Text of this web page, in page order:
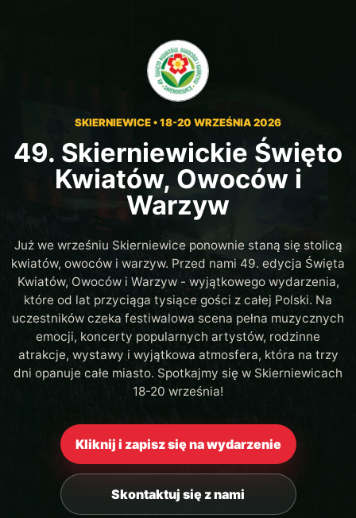
SKIERNIEWICE • 18-20 WRZEŚNIA 2026
49. Skierniewickie Święto
Kwiatów, Owoców i
Warzyw
Już we wrześniu Skierniewice ponownie staną się stolicą
kwiatów, owoców i warzyw. Przed nami 49. edycja Święta
Kwiatów, Owoców i Warzyw - wyjątkowego wydarzenia,
które od lat przyciąga tysiące gości z całej Polski. Na
uczestników czeka festiwalowa scena pełna muzycznych
emocji, koncerty popularnych artystów, rodzinne
atrakcje, wystawy i wyjątkowa atmosfera, która na trzy
dni opanuje całe miasto. Spotkajmy się w Skierniewicach
18-20 września!
Kliknij i zapisz się na wydarzenie
Skontaktuj się z nami